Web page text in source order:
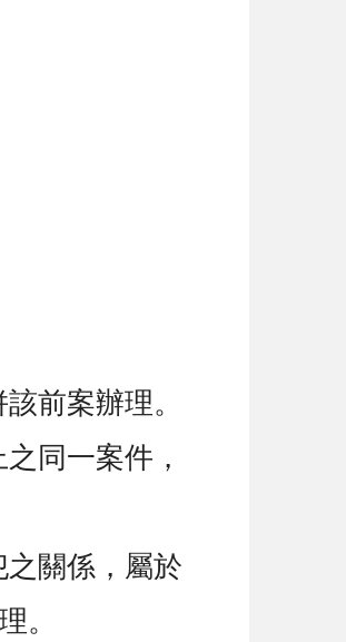
前案辦理。
同一案件，
關係，屬於
。